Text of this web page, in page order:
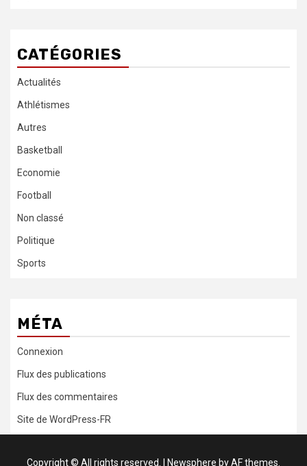
CATÉGORIES
Actualités
Athlétismes
Autres
Basketball
Economie
Football
Non classé
Politique
Sports
MÉTA
Connexion
Flux des publications
Flux des commentaires
Site de WordPress-FR
Copyright © All rights reserved. Newsphere by AF themes.